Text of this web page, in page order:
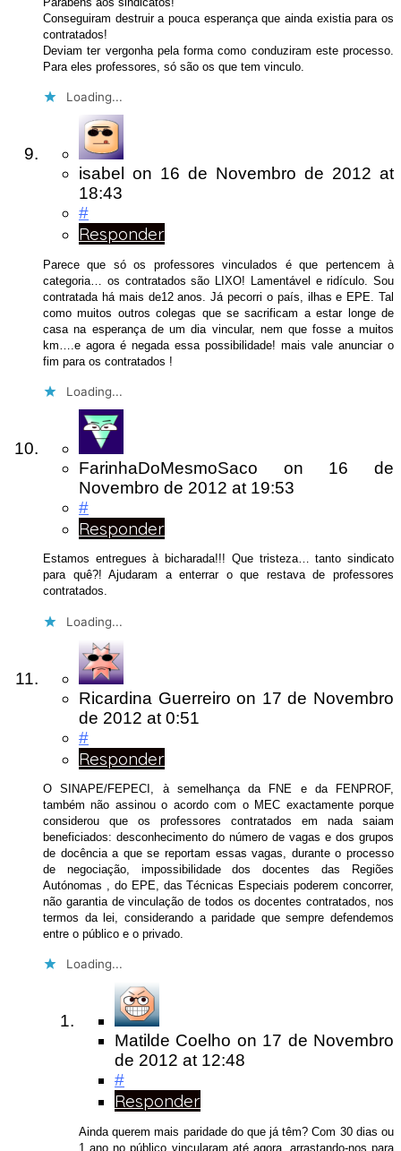
Conseguiram destruir a pouca esperança que ainda existia para os
contratados!
Deviam ter vergonha pela forma como conduziram este processo.
Para eles professores, só são os que tem vinculo.
Loading...
isabel on 16 de Novembro de 2012 at
18:43
#
Responder
Parece que só os professores vinculados é que pertencem à
categoria… os contratados são LIXO! Lamentável e ridículo. Sou
contratada há mais de12 anos. Já pecorri o país, ilhas e EPE. Tal
como muitos outros colegas que se sacrificam a estar longe de
casa na esperança de um dia vincular, nem que fosse a muitos
km….e agora é negada essa possibilidade! mais vale anunciar o
fim para os contratados !
Loading...
FarinhaDoMesmoSaco on 16 de
Novembro de 2012 at 19:53
#
Responder
Estamos entregues à bicharada!!! Que tristeza… tanto sindicato
para quê?! Ajudaram a enterrar o que restava de professores
contratados.
Loading...
Ricardina Guerreiro on 17 de Novembro
de 2012 at 0:51
#
Responder
O SINAPE/FEPECI, à semelhança da FNE e da FENPROF,
também não assinou o acordo com o MEC exactamente porque
considerou que os professores contratados em nada saiam
beneficiados: desconhecimento do número de vagas e dos grupos
de docência a que se reportam essas vagas, durante o processo
de negociação, impossibilidade dos docentes das Regiões
Autónomas , do EPE, das Técnicas Especiais poderem concorrer,
não garantia de vinculação de todos os docentes contratados, nos
termos da lei, considerando a paridade que sempre defendemos
entre o público e o privado.
Loading...
Matilde Coelho on 17 de Novembro
de 2012 at 12:48
#
Responder
Ainda querem mais paridade do que já têm? Com 30 dias ou
1 ano no público vincularam até agora, arrastando-nos para